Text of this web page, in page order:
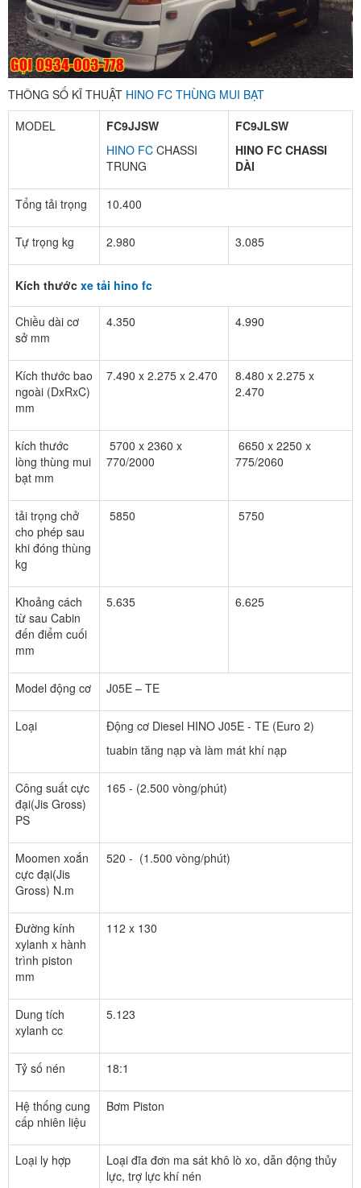
THÔNG SỐ KĨ THUẬT HINO FC THÙNG MUI BẠT
MODEL
FC9JJSW
HINO FC CHASSI
TRUNG
FC9JLSW
HINO FC CHASSI
DÀI
Tổng tải trọng 10.400
Tự trọng kg 2.980 3.085
Kích thước xe tải hino fc
Chiều dài cơ
sở mm
4.350 4.990
Kích thước bao
ngoài (DxRxC)
mm
7.490 x 2.275 x 2.470
8.480 x 2.275 x
2.470
kích thước
lòng thùng mui
bạt mm
5700 x 2360 x
770/2000
6650 x 2250 x
775/2060
tải trọng chở
cho phép sau
khi đóng thùng
kg
5850 5750
Khoảng cách
từ sau Cabin
đến điểm cuối
mm
5.635 6.625
Model động cơ J05E – TE
Loại
Động cơ Diesel HINO J05E - TE (Euro 2)
tuabin tăng nạp và làm mát khí nạp
Công suất cực
đại(Jis Gross)
PS
165 - (2.500 vòng/phút)
Moomen xoắn
cực đại(Jis
Gross) N.m
520 - (1.500 vòng/phút)
Đường kính
xylanh x hành
trình piston
mm
112 x 130
Dung tích
xylanh cc
5.123
Tỷ số nén 18:1
Hệ thống cung
cấp nhiên liệu
Bơm Piston
Loại ly hợp
Loại đĩa đơn ma sát khô lò xo, dẫn động thủy
lực, trợ lực khí nén